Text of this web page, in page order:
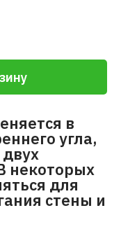
в
угла,
некоторых
для
стены и